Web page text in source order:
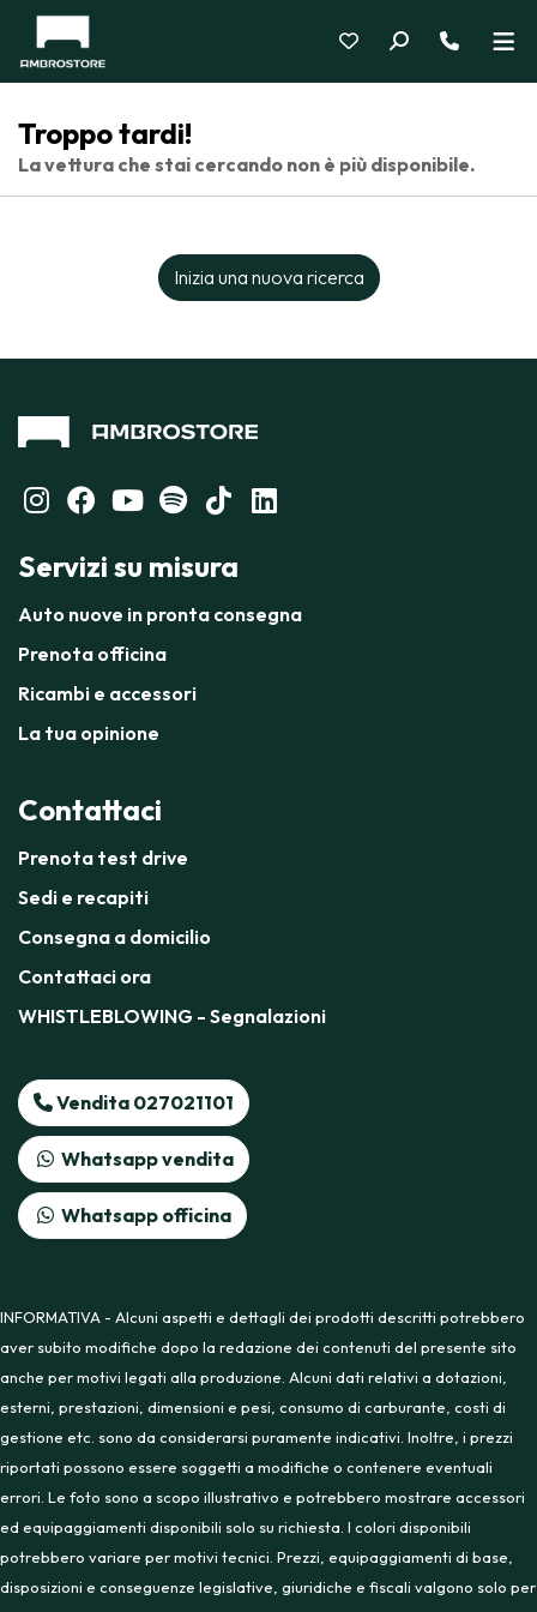
Troppo tardi!
La vettura che stai cercando non è più disponibile.
Inizia una nuova ricerca
Servizi su misura
Auto nuove in pronta consegna
Prenota officina
Ricambi e accessori
La tua opinione
Contattaci
Prenota test drive
Sedi e recapiti
Consegna a domicilio
Contattaci ora
WHISTLEBLOWING - Segnalazioni
Vendita 027021101
Whatsapp vendita
Whatsapp officina
INFORMATIVA - Alcuni aspetti e dettagli dei prodotti descritti potrebbero
aver subito modifiche dopo la redazione dei contenuti del presente sito
anche per motivi legati alla produzione. Alcuni dati relativi a dotazioni,
esterni, prestazioni, dimensioni e pesi, consumo di carburante, costi di
gestione etc. sono da considerarsi puramente indicativi. Inoltre, i prezzi
riportati possono essere soggetti a modifiche o contenere eventuali
errori. Le foto sono a scopo illustrativo e potrebbero mostrare accessori
ed equipaggiamenti disponibili solo su richiesta. I colori disponibili
potrebbero variare per motivi tecnici. Prezzi, equipaggiamenti di base,
disposizioni e conseguenze legislative, giuridiche e fiscali valgono solo per